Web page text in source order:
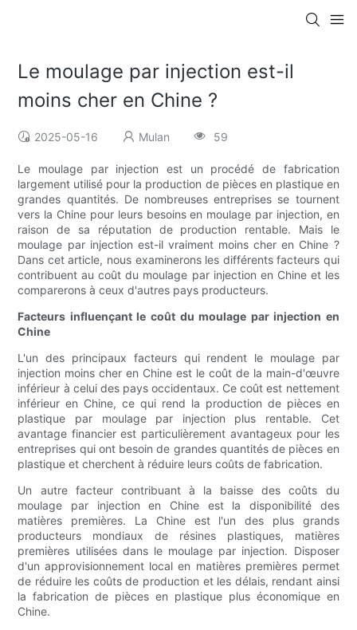
Le moulage par injection est-il
moins cher en Chine ?
2025-05-16 Mulan 59
Le moulage par injection est un procédé de fabrication
largement utilisé pour la production de pièces en plastique en
grandes quantités. De nombreuses entreprises se tournent
vers la Chine pour leurs besoins en moulage par injection, en
raison de sa réputation de production rentable. Mais le
moulage par injection est-il vraiment moins cher en Chine ?
Dans cet article, nous examinerons les différents facteurs qui
contribuent au coût du moulage par injection en Chine et les
comparerons à ceux d'autres pays producteurs.
Facteurs influençant le coût du moulage par injection en
Chine
L'un des principaux facteurs qui rendent le moulage par
injection moins cher en Chine est le coût de la main-d'œuvre
inférieur à celui des pays occidentaux. Ce coût est nettement
inférieur en Chine, ce qui rend la production de pièces en
plastique par moulage par injection plus rentable. Cet
avantage financier est particulièrement avantageux pour les
entreprises qui ont besoin de grandes quantités de pièces en
plastique et cherchent à réduire leurs coûts de fabrication.
Un autre facteur contribuant à la baisse des coûts du
moulage par injection en Chine est la disponibilité des
matières premières. La Chine est l'un des plus grands
producteurs mondiaux de résines plastiques, matières
premières utilisées dans le moulage par injection. Disposer
d'un approvisionnement local en matières premières permet
de réduire les coûts de production et les délais, rendant ainsi
la fabrication de pièces en plastique plus économique en
Chine.